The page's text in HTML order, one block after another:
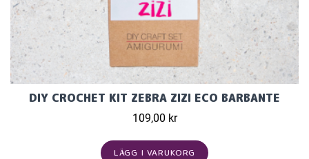
DIY CROCHET KIT ZEBRA ZIZI ECO BARBANTE
109,00 kr
LÄGG I VARUKORG